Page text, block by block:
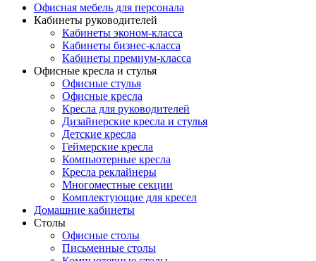
Офисная мебель для персонала
Кабинеты руководителей
Кабинеты эконом-класса
Кабинеты бизнес-класса
Кабинеты премиум-класса
Офисные кресла и стулья
Офисные стулья
Офисные кресла
Кресла для руководителей
Дизайнерские кресла и стулья
Детские кресла
Геймерские кресла
Компьютерные кресла
Кресла реклайнеры
Многоместные секции
Комплектующие для кресел
Домашние кабинеты
Столы
Офисные столы
Письменные столы